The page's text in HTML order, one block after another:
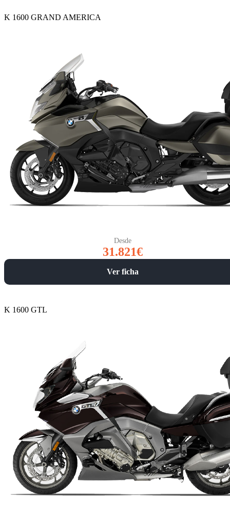
K 1600 GRAND AMERICA
Desde
31.821€
Ver ficha
K 1600 GTL